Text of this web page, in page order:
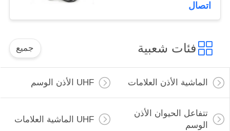
اتصال
فئات شعبية جميع
الماشية الأذن العلامات UHF الأذن الوسم
تتفاعل الحيوان الأذن
الوسم
UHF الماشية العلامات